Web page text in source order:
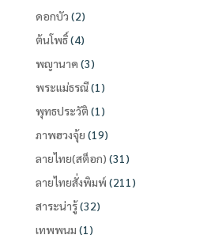
ดอกบัว (2)
ต้นโพธิ์(4)
พญานาค (3)
พระแม่ธรณี(1)
พุทธประวัติ (1)
ภาพฮวงจุ้ย (19)
ลายไทย(สต็อก) (31)
ลายไทยสั่งพิมพ์ (211)
สาระน่ารู้(32)
เทพพนม (1)